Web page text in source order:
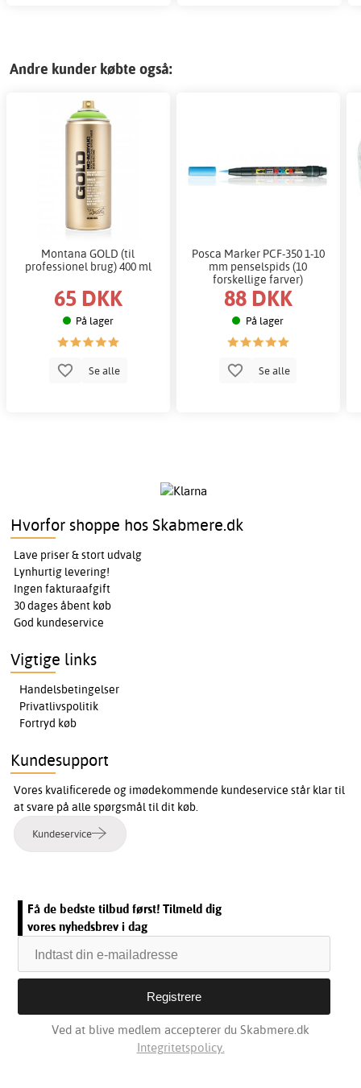
Andre kunder købte også:
Montana GOLD (til
professionel brug) 400 ml
65 DKK
På lager
Se alle
Posca Marker PCF-350 1-10
mm penselspids (10
forskellige farver)
88 DKK
På lager
Se alle
Hvorfor shoppe hos Skabmere.dk
Lave priser & stort udvalg
Lynhurtig levering!
Ingen fakturaafgift
30 dages åbent køb
God kundeservice
Vigtige links
Handelsbetingelser
Privatlivspolitik
Fortryd køb
Kundesupport
Vores kvalificerede og imødekommende kundeservice står klar til
at svare på alle spørgsmål til dit køb.
Kundeservice
Få de bedste tilbud først! Tilmeld dig
vores nyhedsbrev i dag
Ved at blive medlem accepterer du Skabmere.dk
Integritetspolicy.